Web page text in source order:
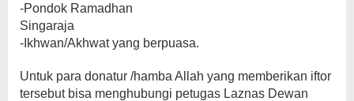
-Pondok Ramadhan
Singaraja
-Ikhwan/Akhwat yang berpuasa.
Untuk para donatur /hamba Allah yang memberikan iftor
tersebut bisa menghubungi petugas Laznas Dewan